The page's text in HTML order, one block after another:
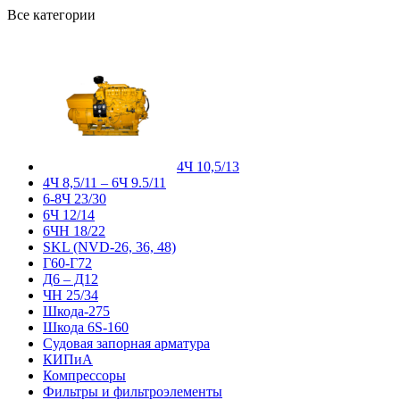
Все категории
4Ч 10,5/13
4Ч 8,5/11 – 6Ч 9.5/11
6-8Ч 23/30
6Ч 12/14
6ЧН 18/22
SKL (NVD-26, 36, 48)
Г60-Г72
Д6 – Д12
ЧН 25/34
Шкода-275
Шкода 6S-160
Судовая запорная арматура
КИПиА
Компрессоры
Фильтры и фильтроэлементы